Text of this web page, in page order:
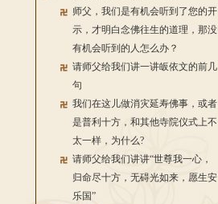
师父，我们是有机会听到了您的开
示，才明白念佛往生的道理，那没
有机会听到的人怎么办？
请师父给我们讲一讲皈依文的前几
句
我们在这儿做消灾延寿佛事，或者
是普利十方，和其他寺院仪式上不
太一样，为什么?
请师父给我们讲讲“世尊我一心，
归命尽十方，无碍光如来，愿生安
乐国”